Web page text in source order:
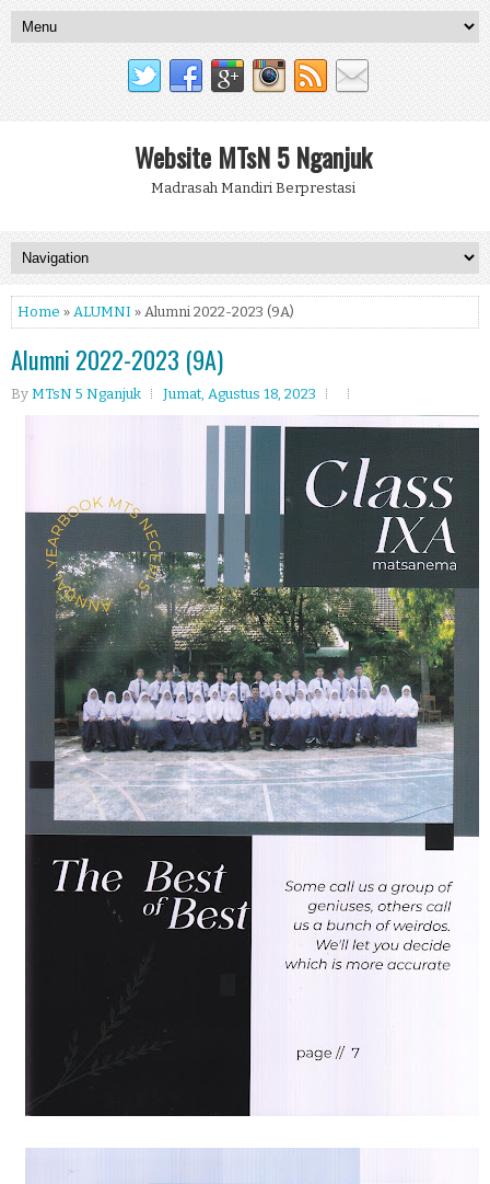
Website MTsN 5 Nganjuk
Madrasah Mandiri Berprestasi
Home » ALUMNI » Alumni 2022-2023 (9A)
Alumni 2022-2023 (9A)
By MTsN 5 Nganjuk Jumat, Agustus 18, 2023